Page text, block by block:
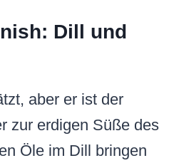
Dill und
aber er ist der
zur erdigen Süße des
Öle im Dill bringen